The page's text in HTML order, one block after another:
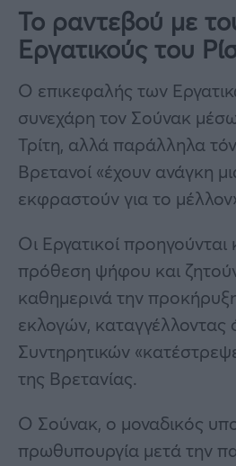
Το ραντεβού με
Εργατικούς του
Ο επικεφαλής των
συνεχάρη τον Σούνακ
Τρίτη, αλλά παράλληλα
Βρετανοί «έχουν ανάγκη
εκφραστούν για το
Οι Εργατικοί
πρόθεση ψήφου και
καθημερινά την
εκλογών, καταγγέλλοντας
Συντηρητικών
της Βρετανίας.
Ο Σούνακ, ο μοναδικός
πρωθυπουργία μετά την